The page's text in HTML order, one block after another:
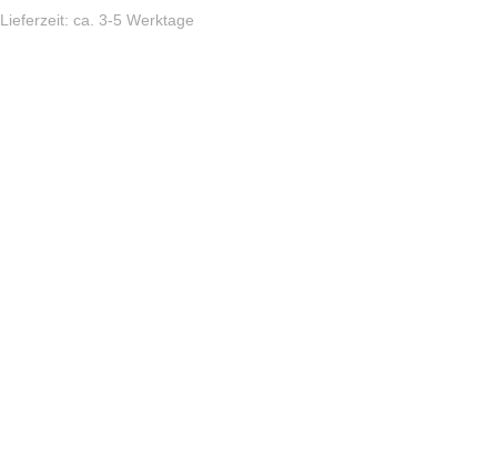
Lieferzeit: ca. 3-5 Werktage